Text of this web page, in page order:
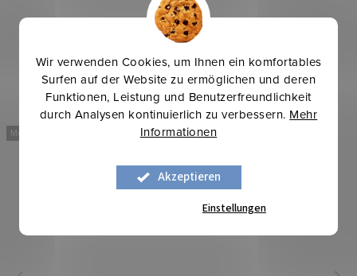
Wir verwenden Cookies, um Ihnen ein komfortables
Surfen auf der Website zu ermöglichen und deren
Funktionen, Leistung und Benutzerfreundlichkeit
durch Analysen kontinuierlich zu verbessern. Mehr
Informationen
Akzeptieren
Einstellungen
Mehr für weniger Mehr für weniger